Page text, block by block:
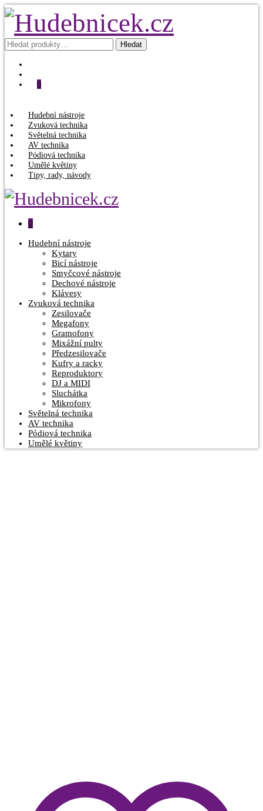
Hledat: Hledat
0
Hudební nástroje
Zvuková technika
Světelná technika
AV technika
Pódiová technika
Umělé květiny
Tipy, rady, návody
0
Hudební nástroje
Kytary
Bicí nástroje
Smyčcové nástroje
Dechové nástroje
Klávesy
Zvuková technika
Zesilovače
Megafony
Gramofony
Mixážní pulty
Předzesilovače
Kufry a racky
Reproduktory
DJ a MIDI
Sluchátka
Mikrofony
Světelná technika
AV technika
Pódiová technika
Umělé květiny